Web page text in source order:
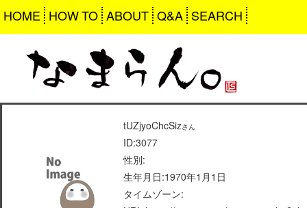
HOME HOW TO ABOUT Q&A SEARCH
tUZjyoChcSizさん
ID:3077
性別:
生年月日:1970年1月1日
タイムゾーン: